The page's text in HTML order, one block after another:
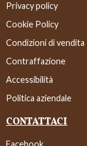
Privacy policy
Cookie Policy
Condizioni di vendita
Contraffazione
Accessibilità
Politica aziendale
CONTATTACI
Facebook